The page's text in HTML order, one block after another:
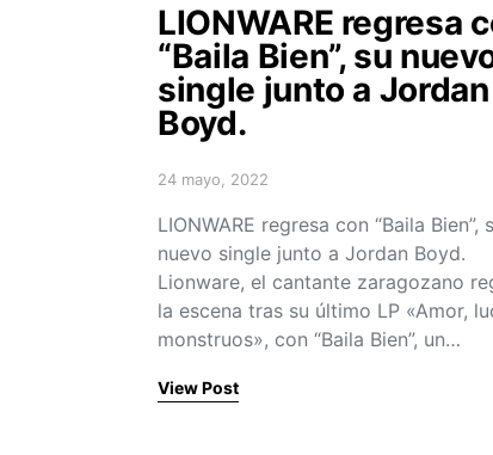
LIONWARE regresa
“Baila Bien”, su
single junto a Jordan
Boyd.
Posted on
24 mayo, 2022
LIONWARE regresa con “Baila Bien”,
nuevo single junto a Jordan Boyd.
Lionware, el cantante zaragozano
la escena tras su último LP «Amor,
monstruos», con “Baila Bien”, un…
View Post